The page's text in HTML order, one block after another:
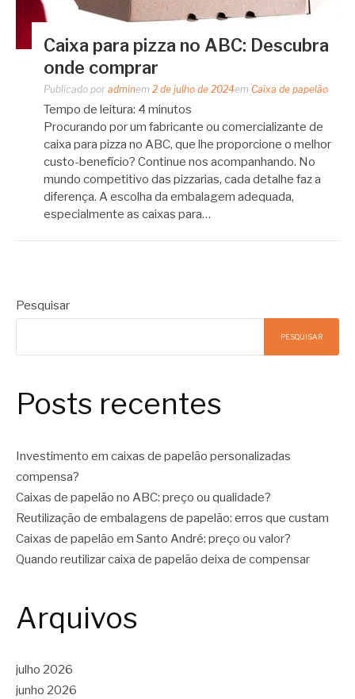
Caixa para pizza no ABC: Descubra
onde comprar
Publicado por adminem 2 de julho de 2024em Caixa de papelão
Tempo de leitura: 4 minutos
Procurando por um fabricante ou comercializante de
caixa para pizza no ABC, que lhe proporcione o melhor
custo-benefício? Continue nos acompanhando. No
mundo competitivo das pizzarias, cada detalhe faz a
diferença. A escolha da embalagem adequada,
especialmente as caixas para…
Pesquisar
PESQUISAR
Posts recentes
Investimento em caixas de papelão personalizadas
compensa?
Caixas de papelão no ABC: preço ou qualidade?
Reutilização de embalagens de papelão: erros que custam
Caixas de papelão em Santo André: preço ou valor?
Quando reutilizar caixa de papelão deixa de compensar
Arquivos
julho 2026
junho 2026